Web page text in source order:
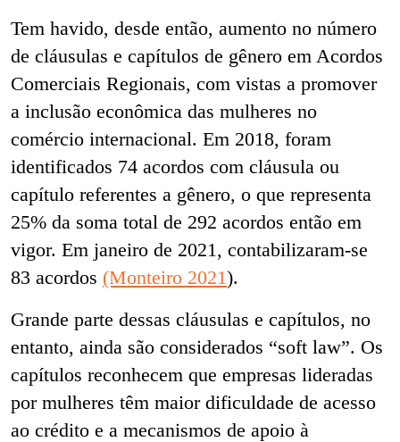
Tem havido, desde então, aumento no número
de cláusulas e capítulos de gênero em Acordos
Comerciais Regionais, com vistas a promover
a inclusão econômica das mulheres no
comércio internacional. Em 2018, foram
identificados 74 acordos com cláusula ou
capítulo referentes a gênero, o que representa
25% da soma total de 292 acordos então em
vigor. Em janeiro de 2021, contabilizaram-se
83 acordos (Monteiro 2021).
Grande parte dessas cláusulas e capítulos, no
entanto, ainda são considerados “soft law”. Os
capítulos reconhecem que empresas lideradas
por mulheres têm maior dificuldade de acesso
ao crédito e a mecanismos de apoio à